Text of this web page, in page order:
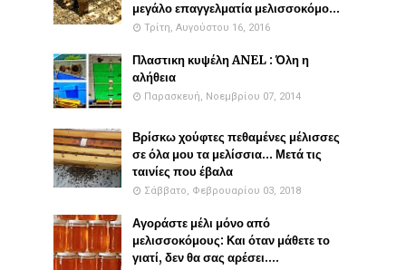
μεγάλο επαγγελματία μελισσοκόμο...
Τρίτη, Αυγούστου 16, 2016
Πλαστικη κυψέλη ANEL : Όλη η
αλήθεια
Παρασκευή, Νοεμβρίου 07, 2014
Βρίσκω χούφτες πεθαμένες μέλισσες
σε όλα μου τα μελίσσια... Μετά τις
ταινίες που έβαλα
Σάββατο, Φεβρουαρίου 03, 2018
Αγοράστε μέλι μόνο από
μελισσοκόμους: Και όταν μάθετε το
γιατί, δεν θα σας αρέσει....